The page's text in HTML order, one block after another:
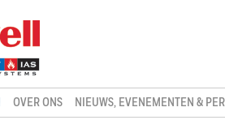
OVER ONS NIEUWS, EVENEMENTEN &